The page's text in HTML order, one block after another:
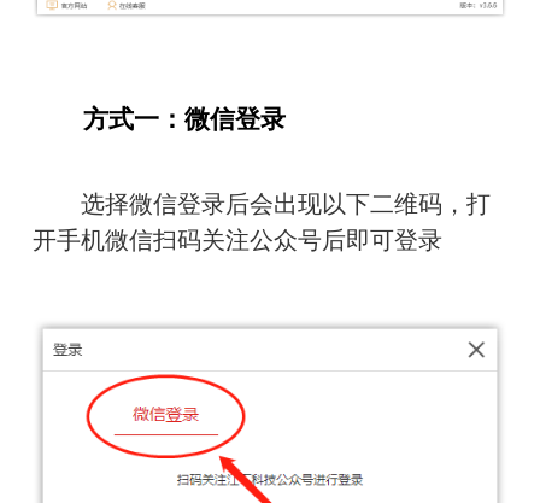
方式一：微信登录
选择微信登录后会出现以下二维码，打
开手机微信扫码关注公众号后即可登录